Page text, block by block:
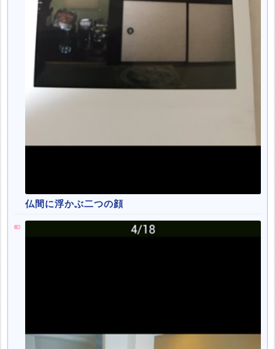
仏間に浮かぶ二つの顔